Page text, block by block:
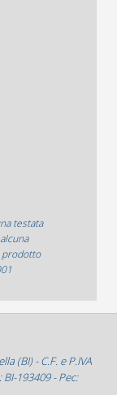
testata
prodotto
(BI) - C.F. e P.IVA
BI-193409 - Pec: